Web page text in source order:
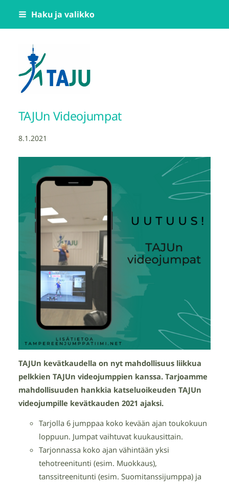
Siirry
Haku ja valikko
Tampereen Jumppatiimi TAJU ry
TAJUn Videojumpat
8.1.2021
TAJUn kevätkaudella on nyt mahdollisuus liikkua
pelkkien TAJUn videojumppien kanssa. Tarjoamme
mahdollisuuden hankkia katseluoikeuden TAJUn
videojumpille kevätkauden 2021 ajaksi.
Tarjolla 6 jumppaa koko kevään ajan toukokuun
loppuun. Jumpat vaihtuvat kuukausittain.
Tarjonnassa koko ajan vähintään yksi
tehotreenitunti (esim. Muokkaus),
tanssitreenitunti (esim. Suomitanssijumppa) ja